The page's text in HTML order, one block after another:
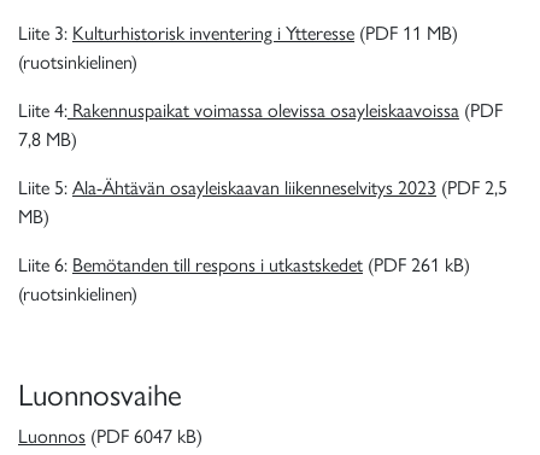
Liite 3: Kulturhistorisk inventering i Ytteresse (PDF 11 MB)
(ruotsinkielinen)
Liite 4: Rakennuspaikat voimassa olevissa osayleiskaavoissa (PDF
7,8 MB)
Liite 5:Ala-Ähtävän osayleiskaavan liikenneselvitys 2023 (PDF 2,5
MB)
Liite 6: Bemötanden till respons i utkastskedet (PDF 261 kB)
(ruotsinkielinen)
Luonnosvaihe
Luonnos (PDF 6047 kB)